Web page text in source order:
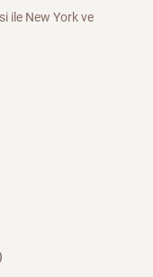
ile New York ve